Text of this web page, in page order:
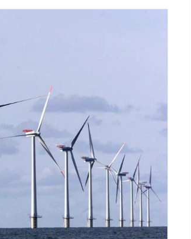
նոր հաճախորդակենտրոն լուծումների
զարգացման նպատակով